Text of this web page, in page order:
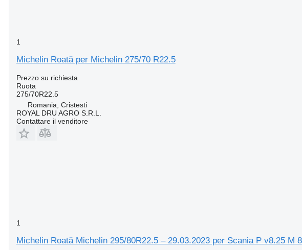
1
Michelin Roată per Michelin 275/70 R22.5
Prezzo su richiesta
Ruota
275/70R22.5
Romania, Cristesti
ROYAL DRU AGRO S.R.L.
Contattare il venditore
1
Michelin Roată Michelin 295/80R22.5 – 29.03.2023 per Scania P v8.25 M